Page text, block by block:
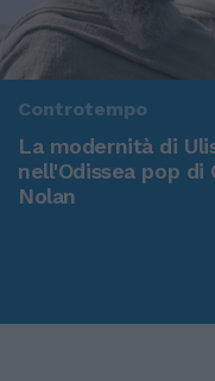
Controtempo
La modernità di
nell'Odissea pop di
Nolan